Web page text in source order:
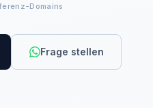
Domains
Frage stellen